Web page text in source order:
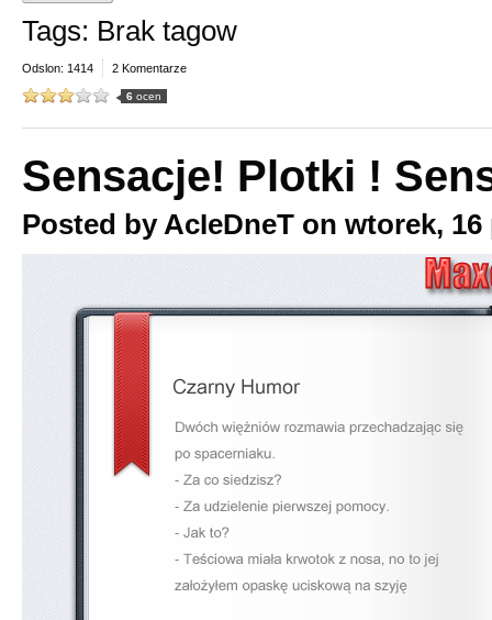
Tags: Brak tagow
Odslon: 1414 2 Komentarze
6 ocen
Sensacje! Plotki !
Posted by AcIeDneT on wtorek, 16